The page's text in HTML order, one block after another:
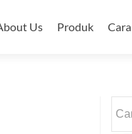
Us Produk